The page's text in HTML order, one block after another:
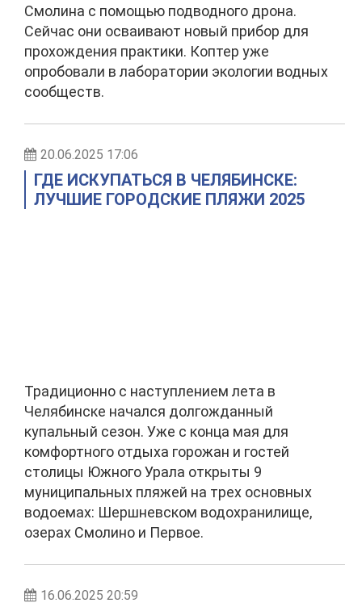
Смолина с помощью подводного дрона.
Сейчас они осваивают новый прибор для
прохождения практики. Коптер уже
опробовали в лаборатории экологии водных
сообществ.
20.06.2025 17:06
ГДЕ ИСКУПАТЬСЯ В ЧЕЛЯБИНСКЕ:
ЛУЧШИЕ ГОРОДСКИЕ ПЛЯЖИ 2025
Традиционно с наступлением лета в
Челябинске начался долгожданный
купальный сезон. Уже с конца мая для
комфортного отдыха горожан и гостей
столицы Южного Урала открыты 9
муниципальных пляжей на трех основных
водоемах: Шершневском водохранилище,
озерах Смолино и Первое.
16.06.2025 20:59